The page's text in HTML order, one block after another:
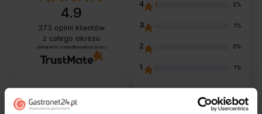
4.9
373 opinii klientów
z całego okresu
zebranych i zweryfikowanych przez
4 2%
3 1%
2 0%
1 1%